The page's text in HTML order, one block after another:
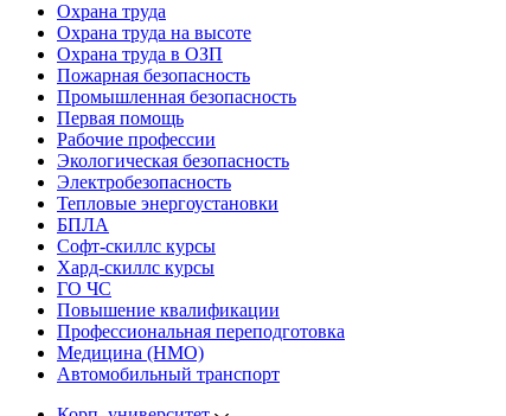
Охрана труда
Охрана труда на высоте
Охрана труда в ОЗП
Пожарная безопасность
Промышленная безопасность
Первая помощь
Рабочие профессии
Экологическая безопасность
Электробезопасность
Тепловые энергоустановки
БПЛА
Софт-скиллс курсы
Хард-скиллс курсы
ГО ЧС
Повышение квалификации
Профессиональная переподготовка
Медицина (НМО)
Автомобильный транспорт